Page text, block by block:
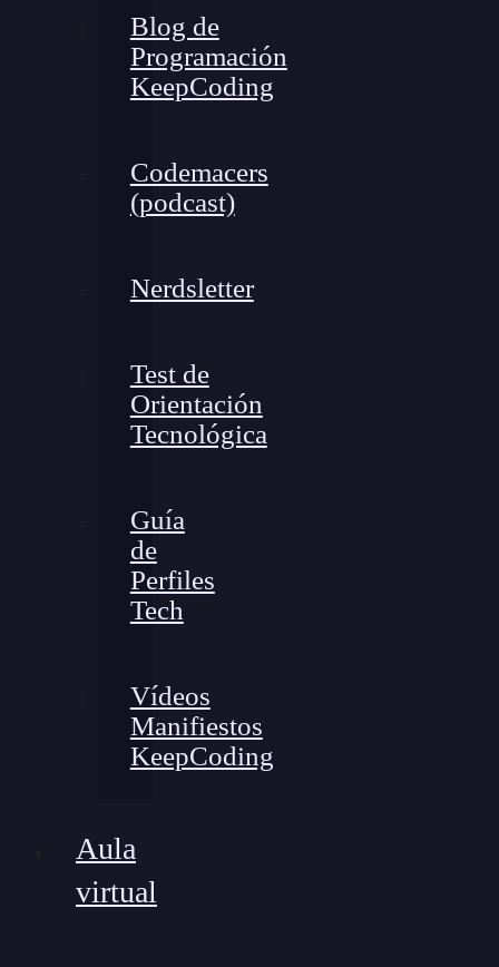
Blog de
Programación
KeepCoding
Codemacers
(podcast)
Nerdsletter
Test de
Orientación
Tecnológica
Guía
de
Perfiles
Tech
Vídeos
Manifiestos
KeepCoding
Aula
virtual